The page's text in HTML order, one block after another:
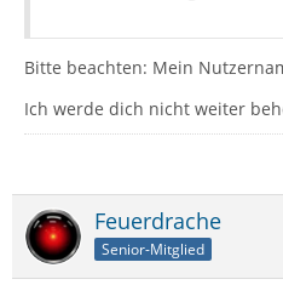
Bitte beachten: Mein
Ich werde dich nicht weiter
Feuerdrache
Senior-Mitglied